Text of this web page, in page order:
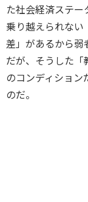
た社会経済ステ
乗り越えられな
差」があるから弱
だが、そうした「
のコンディション
のだ。